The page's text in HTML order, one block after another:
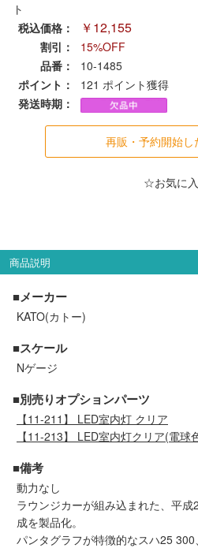
走行エリア別 鉄道模型車両リスト
北海道・東北
お役立ち情報
鉄道模型の情報
ご注文方法
ヘルプページ
お問い合せ
ト
税込価格：
￥12,155
割引：
15%OFF
品番：
10-1485
ポイント：
121 ポイント獲得
発送時期：
再販・予約開始し
☆お気に
商品説明
■メーカー
KATO(カトー)
■スケール
Nゲージ
■別売りオプションパーツ
【11-211】 LED室内灯 クリア
【11-213】 LED室内灯クリア(電球
■備考
動力なし
ラウンジカーが組み込まれた、平
成を製品化。
パンタグラフが特徴的なスハ25